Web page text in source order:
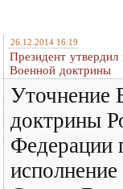
26.12.2014 16:19
Президент
Военной доктрины
Уточнение
доктрины
Федерации